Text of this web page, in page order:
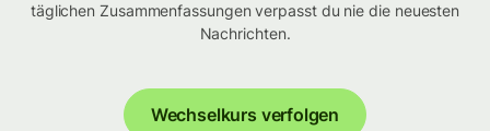
täglichen Zusammenfassungen verpasst du nie die neuesten
Nachrichten.
Wechselkurs verfolgen